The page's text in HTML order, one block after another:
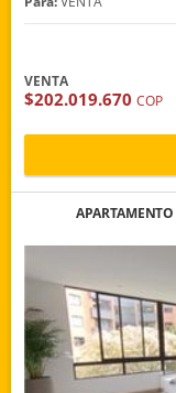
VENTA
$202.019.670 COP
APARTAMENTO